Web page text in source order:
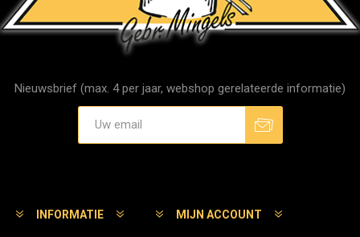
Nieuwsbrief (max. 4 per jaar, webshop gerelateerde informatie)
INFORMATIE MIJN ACCOUNT